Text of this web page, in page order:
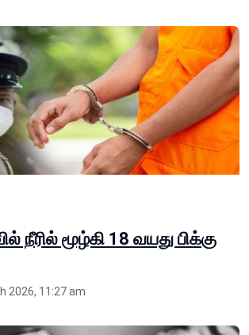
நீரில் மூழ்கி 18 வயது பிக்கு
2026, 11:27 am